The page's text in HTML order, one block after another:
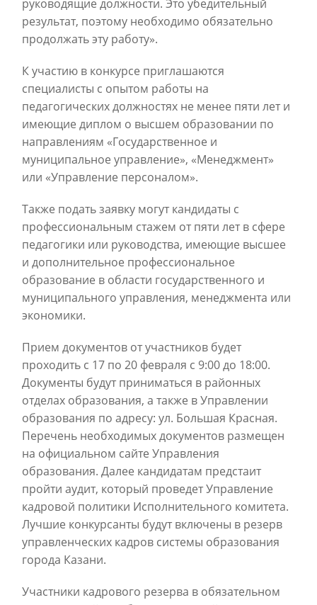
руководящие должности. Это убедительный
результат, поэтому необходимо обязательно
продолжать эту работу».
К участию в конкурсе приглашаются
специалисты с опытом работы на
педагогических должностях не менее пяти лет и
имеющие диплом о высшем образовании по
направлениям «Государственное и
муниципальное управление», «Менеджмент»
или «Управление персоналом».
Также подать заявку могут кандидаты с
профессиональным стажем от пяти лет в сфере
педагогики или руководства, имеющие высшее
и дополнительное профессиональное
образование в области государственного и
муниципального управления, менеджмента или
экономики.
Прием документов от участников будет
проходить с 17 по 20 февраля с 9:00 до 18:00.
Документы будут приниматься в районных
отделах образования, а также в Управлении
образования по адресу: ул. Большая Красная.
Перечень необходимых документов размещен
на официальном сайте Управления
образования. Далее кандидатам предстаит
пройти аудит, который проведет Управление
кадровой политики Исполнительного комитета.
Лучшие конкурсанты будут включены в резерв
управленческих кадров системы образования
города Казани.
Участники кадрового резерва в обязательном